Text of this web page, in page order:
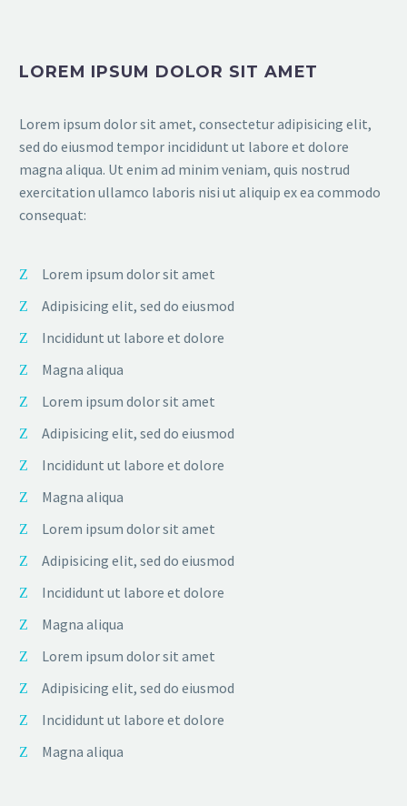
LOREM IPSUM DOLOR SIT AMET
Lorem ipsum dolor sit amet, consectetur adipisicing elit,
sed do eiusmod tempor incididunt ut labore et dolore
magna aliqua. Ut enim ad minim veniam, quis nostrud
exercitation ullamco laboris nisi ut aliquip ex ea commodo
consequat:
Lorem ipsum dolor sit amet
Adipisicing elit, sed do eiusmod
Incididunt ut labore et dolore
Magna aliqua
Lorem ipsum dolor sit amet
Adipisicing elit, sed do eiusmod
Incididunt ut labore et dolore
Magna aliqua
Lorem ipsum dolor sit amet
Adipisicing elit, sed do eiusmod
Incididunt ut labore et dolore
Magna aliqua
Lorem ipsum dolor sit amet
Adipisicing elit, sed do eiusmod
Incididunt ut labore et dolore
Magna aliqua